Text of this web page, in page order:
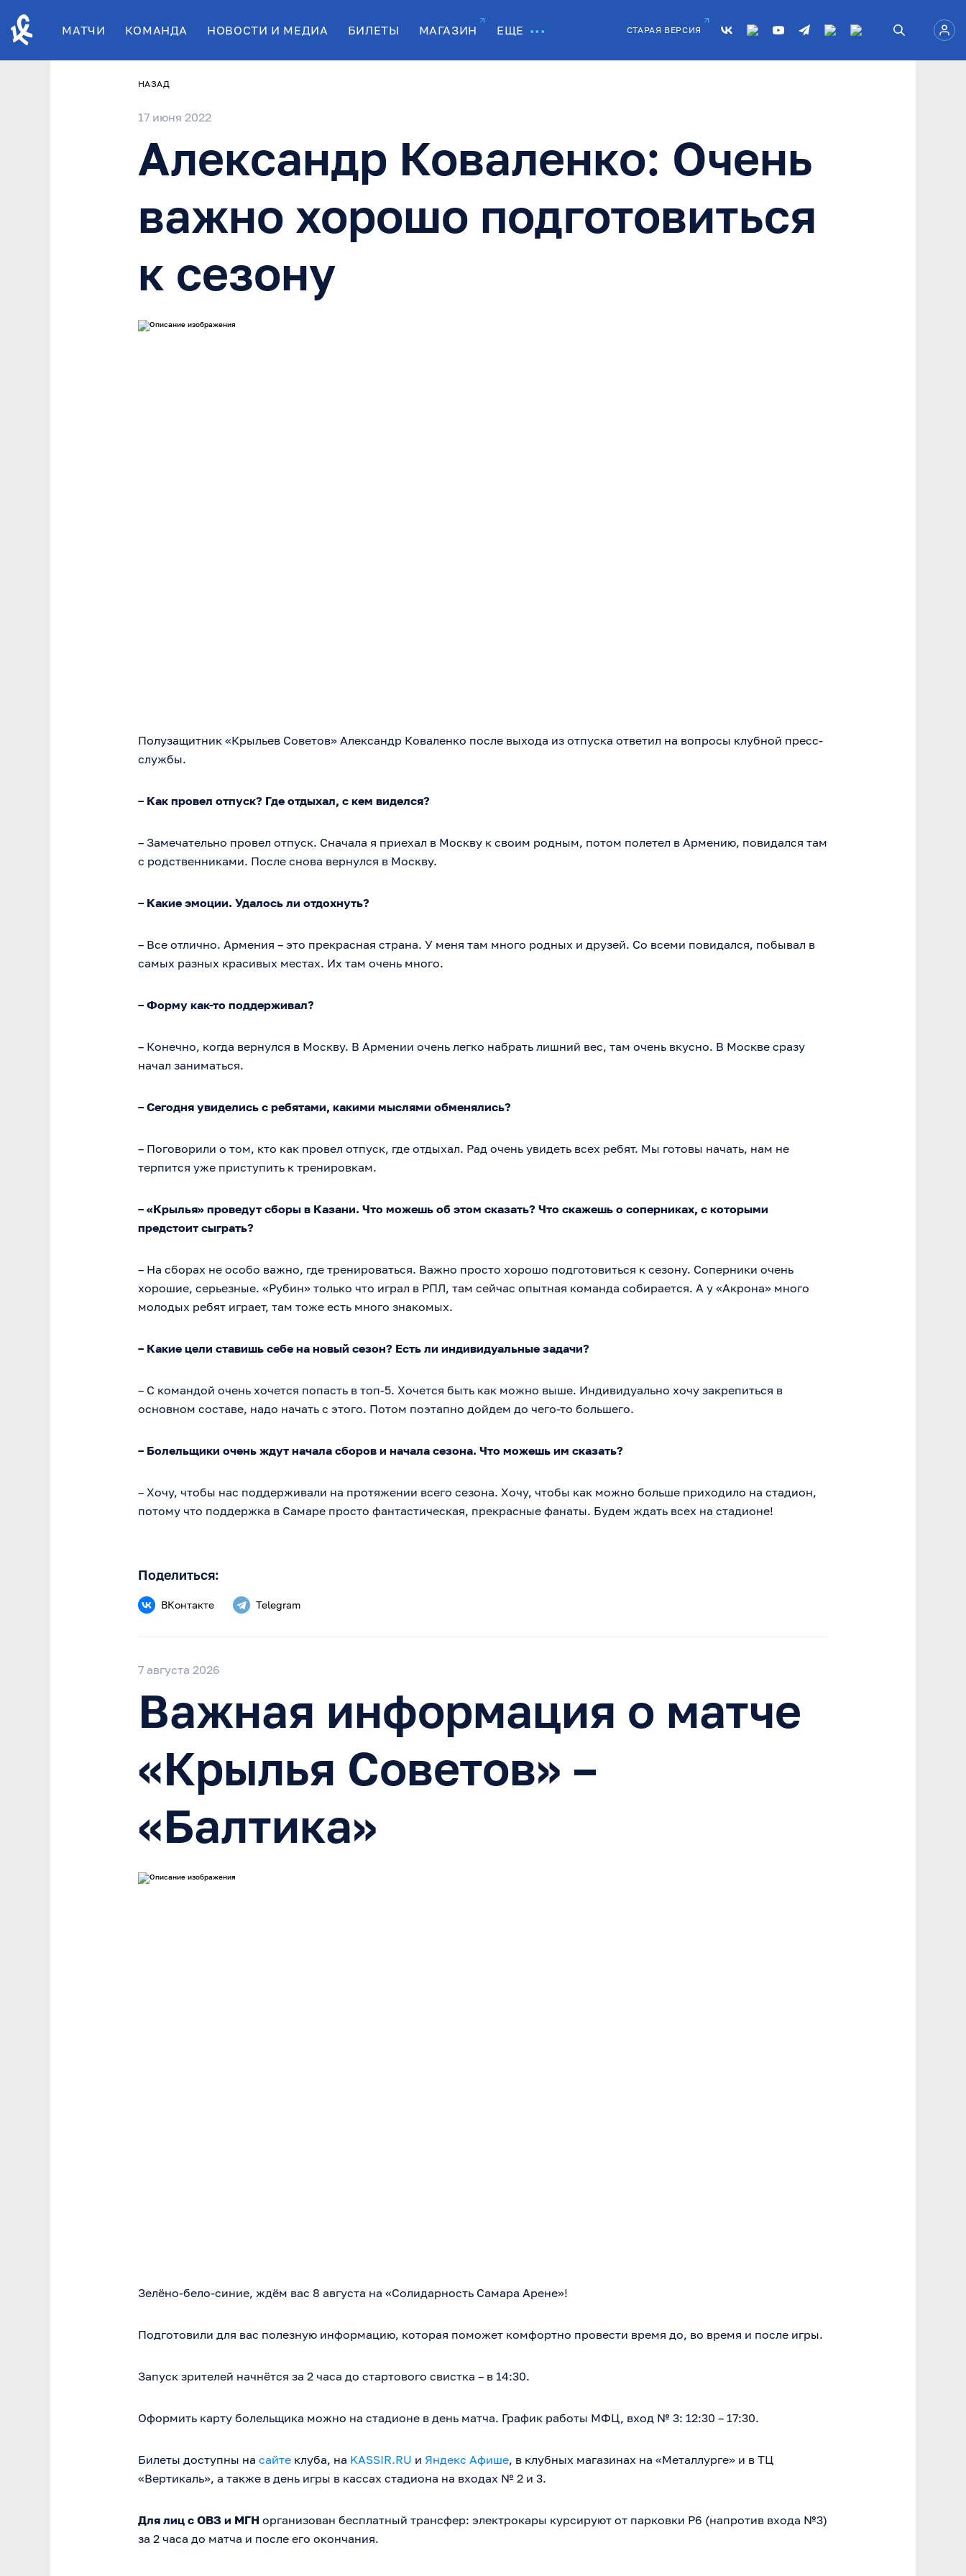
МАТЧИ КОМАНДА НОВОСТИ И МЕДИА БИЛЕТЫ МАГАЗИН ЕЩЕ СТАРАЯ ВЕРСИЯ
НАЗАД
17 июня 2022
Александр Коваленко: Очень
важно хорошо подготовиться
к сезону
Полузащитник «Крыльев Советов» Александр Коваленко после выхода из отпуска ответил на вопросы клубной пресс-
службы.
– Как провел отпуск? Где отдыхал, с кем виделся?
– Замечательно провел отпуск. Сначала я приехал в Москву к своим родным, потом полетел в Армению, повидался там
с родственниками. После снова вернулся в Москву.
– Какие эмоции. Удалось ли отдохнуть?
– Все отлично. Армения – это прекрасная страна. У меня там много родных и друзей. Со всеми повидался, побывал в
самых разных красивых местах. Их там очень много.
– Форму как-то поддерживал?
– Конечно, когда вернулся в Москву. В Армении очень легко набрать лишний вес, там очень вкусно. В Москве сразу
начал заниматься.
– Сегодня увиделись с ребятами, какими мыслями обменялись?
– Поговорили о том, кто как провел отпуск, где отдыхал. Рад очень увидеть всех ребят. Мы готовы начать, нам не
терпится уже приступить к тренировкам.
– «Крылья» проведут сборы в Казани. Что можешь об этом сказать? Что скажешь о соперниках, с которыми
предстоит сыграть?
– На сборах не особо важно, где тренироваться. Важно просто хорошо подготовиться к сезону. Соперники очень
хорошие, серьезные. «Рубин» только что играл в РПЛ, там сейчас опытная команда собирается. А у «Акрона» много
молодых ребят играет, там тоже есть много знакомых.
– Какие цели ставишь себе на новый сезон? Есть ли индивидуальные задачи?
– С командой очень хочется попасть в топ-5. Хочется быть как можно выше. Индивидуально хочу закрепиться в
основном составе, надо начать с этого. Потом поэтапно дойдем до чего-то большего.
– Болельщики очень ждут начала сборов и начала сезона. Что можешь им сказать?
– Хочу, чтобы нас поддерживали на протяжении всего сезона. Хочу, чтобы как можно больше приходило на стадион,
потому что поддержка в Самаре просто фантастическая, прекрасные фанаты. Будем ждать всех на стадионе!
Поделиться:
ВКонтакте Telegram
7 августа 2026
Важная информация о матче
«Крылья Советов» –
«Балтика»
Зелёно-бело-синие, ждём вас 8 августа на «Солидарность Самара Арене»!
Подготовили для вас полезную информацию, которая поможет комфортно провести время до, во время и после игры.
Запуск зрителей начнётся за 2 часа до стартового свистка – в 14:30.
Оформить карту болельщика можно на стадионе в день матча. График работы МФЦ, вход № 3: 12:30 – 17:30.
Билеты доступны на сайте клуба, на KASSIR.RU и Яндекс Афише, в клубных магазинах на «Металлурге» и в ТЦ
«Вертикаль», а также в день игры в кассах стадиона на входах № 2 и 3.
Для лиц с ОВЗ и МГН организован бесплатный трансфер: электрокары курсируют от парковки P6 (напротив входа №3)
за 2 часа до матча и после его окончания.